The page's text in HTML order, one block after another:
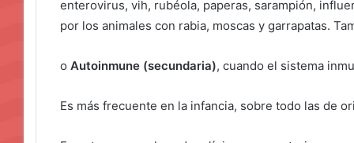
enterovirus, vih, rubéola, paperas, sarampión,
por los animales con rabia, moscas y garrapatas.
o Autoinmune (secundaria), cuando el sistema
Es más frecuente en la infancia, sobre todo las de